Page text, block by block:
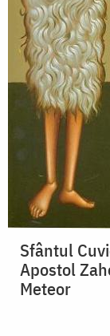
Sfântul
Apostol
Meteor